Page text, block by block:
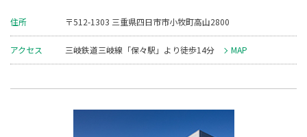
住所 〒512-1303 三重県四日市市小牧町高山2800
アクセス 三岐鉄道三岐線「保々駅」より徒歩14分 MAP